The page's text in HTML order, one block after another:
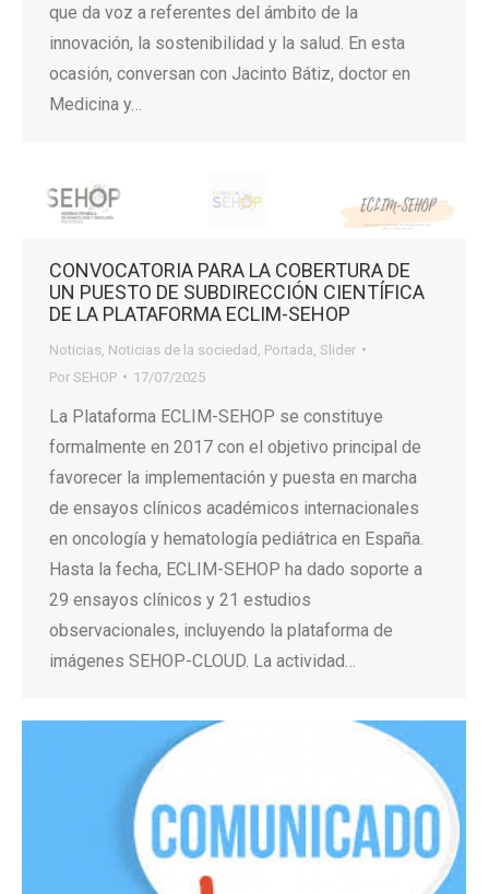
que da voz a referentes del ámbito de la
innovación, la sostenibilidad y la salud. En esta
ocasión, conversan con Jacinto Bátiz, doctor en
Medicina y…
CONVOCATORIA PARA LA COBERTURA DE
UN PUESTO DE SUBDIRECCIÓN CIENTÍFICA
DE LA PLATAFORMA ECLIM-SEHOP
Noticias Noticias de la sociedad Portada Slider
Por SEHOP 17/07/2025
La Plataforma ECLIM-SEHOP se constituye
formalmente en 2017 con el objetivo principal de
favorecer la implementación y puesta en marcha
de ensayos clínicos académicos internacionales
en oncología y hematología pediátrica en España.
Hasta la fecha, ECLIM-SEHOP ha dado soporte a
29 ensayos clínicos y 21 estudios
observacionales, incluyendo la plataforma de
imágenes SEHOP-CLOUD. La actividad…